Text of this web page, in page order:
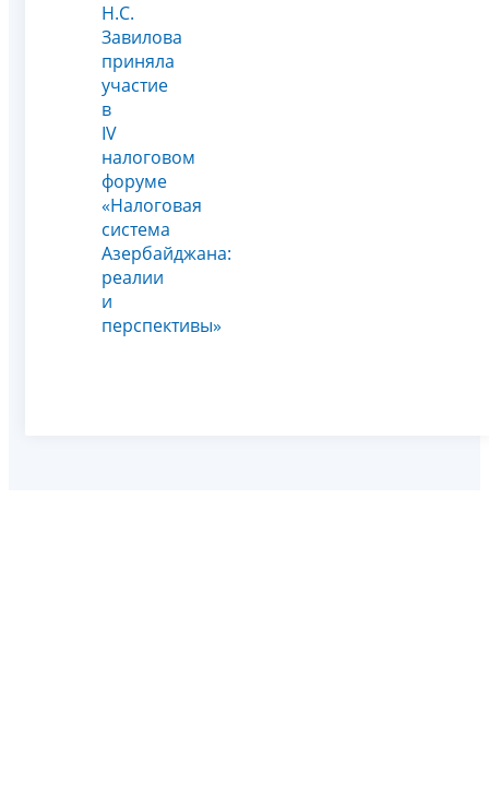
Н.С.
Завилова
приняла
участие
в
IV
налоговом
форуме
«Налоговая
система
Азербайджана:
реалии
и
перспективы»